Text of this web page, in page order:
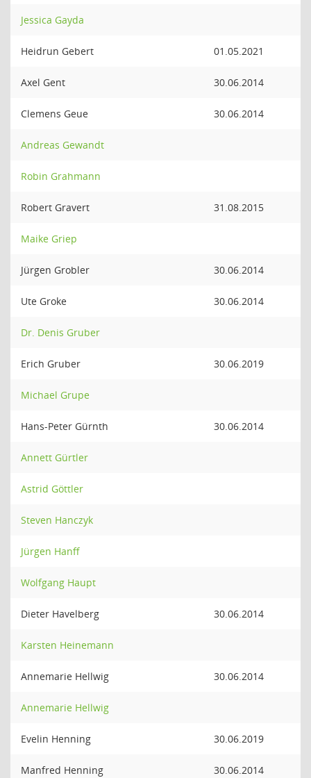
Jessica Gayda
Heidrun Gebert 01.05.2021
Axel Gent 30.06.2014
Clemens Geue 30.06.2014
Andreas Gewandt
Robin Grahmann
Robert Gravert 31.08.2015
Maike Griep
Jürgen Grobler 30.06.2014
Ute Groke 30.06.2014
Dr. Denis Gruber
Erich Gruber 30.06.2019
Michael Grupe
Hans-Peter Gürnth 30.06.2014
Annett Gürtler
Astrid Göttler
Steven Hanczyk
Jürgen Hanff
Wolfgang Haupt
Dieter Havelberg 30.06.2014
Karsten Heinemann
Annemarie Hellwig 30.06.2014
Annemarie Hellwig
Evelin Henning 30.06.2019
Manfred Henning 30.06.2014